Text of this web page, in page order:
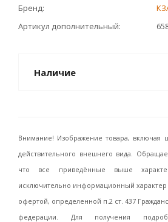
Бренд
Артикул дополнительный
Наличие
Внимание! Изображение товара, включая
действительного внешнего вида.
что все приведённые выше
исключительно информационный характер
офертой, определенной п.2 ст. 437
федерации. Для получения